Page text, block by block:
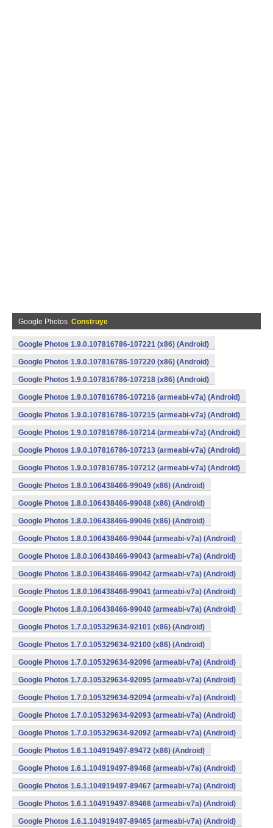
Google Photos Construye
Google Photos 1.9.0.107816786-107221 (x86) (Android)
Google Photos 1.9.0.107816786-107220 (x86) (Android)
Google Photos 1.9.0.107816786-107218 (x86) (Android)
Google Photos 1.9.0.107816786-107216 (armeabi-v7a) (Android)
Google Photos 1.9.0.107816786-107215 (armeabi-v7a) (Android)
Google Photos 1.9.0.107816786-107214 (armeabi-v7a) (Android)
Google Photos 1.9.0.107816786-107213 (armeabi-v7a) (Android)
Google Photos 1.9.0.107816786-107212 (armeabi-v7a) (Android)
Google Photos 1.8.0.106438466-99049 (x86) (Android)
Google Photos 1.8.0.106438466-99048 (x86) (Android)
Google Photos 1.8.0.106438466-99046 (x86) (Android)
Google Photos 1.8.0.106438466-99044 (armeabi-v7a) (Android)
Google Photos 1.8.0.106438466-99043 (armeabi-v7a) (Android)
Google Photos 1.8.0.106438466-99042 (armeabi-v7a) (Android)
Google Photos 1.8.0.106438466-99041 (armeabi-v7a) (Android)
Google Photos 1.8.0.106438466-99040 (armeabi-v7a) (Android)
Google Photos 1.7.0.105329634-92101 (x86) (Android)
Google Photos 1.7.0.105329634-92100 (x86) (Android)
Google Photos 1.7.0.105329634-92096 (armeabi-v7a) (Android)
Google Photos 1.7.0.105329634-92095 (armeabi-v7a) (Android)
Google Photos 1.7.0.105329634-92094 (armeabi-v7a) (Android)
Google Photos 1.7.0.105329634-92093 (armeabi-v7a) (Android)
Google Photos 1.7.0.105329634-92092 (armeabi-v7a) (Android)
Google Photos 1.6.1.104919497-89472 (x86) (Android)
Google Photos 1.6.1.104919497-89468 (armeabi-v7a) (Android)
Google Photos 1.6.1.104919497-89467 (armeabi-v7a) (Android)
Google Photos 1.6.1.104919497-89466 (armeabi-v7a) (Android)
Google Photos 1.6.1.104919497-89465 (armeabi-v7a) (Android)